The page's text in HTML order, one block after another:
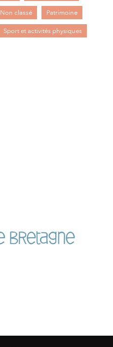
Non classé Patrimoine
Sport et activités physiques